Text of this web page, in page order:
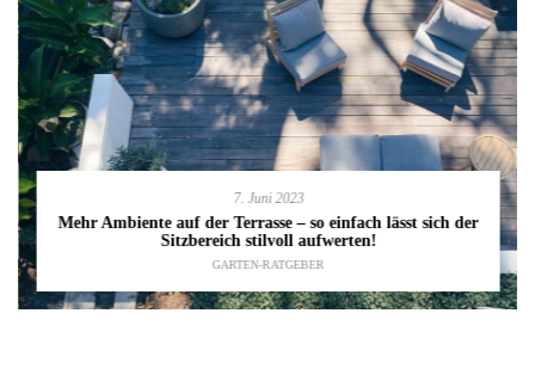
7. Juni 2023
Mehr Ambiente auf der Terrasse – so einfach lässt sich der
Sitzbereich stilvoll aufwerten!
GARTEN-RATGEBER